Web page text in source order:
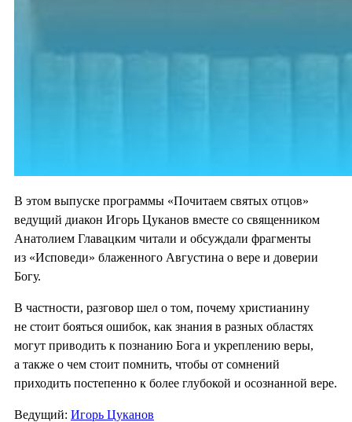
В этом выпуске программы «Почитаем святых отцов»
ведущий диакон Игорь Цуканов вместе со священником
Анатолием Главацким читали и обсуждали фрагменты
из «Исповеди» блаженного Августина о вере и доверии
Богу.
В частности, разговор шел о том, почему христианину
не стоит бояться ошибок, как знания в разных областях
могут приводить к познанию Бога и укреплению веры,
а также о чем стоит помнить, чтобы от сомнений
приходить постепенно к более глубокой и осознанной вере.
Ведущий: Игорь Цуканов